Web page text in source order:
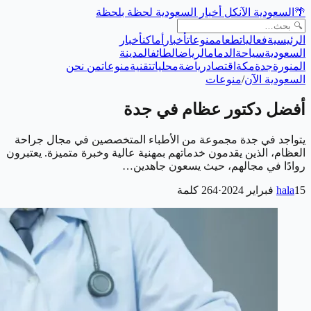
🌴 السعودية الآنكل أخبار السعودية لحظة بلحظة
الرئيسيةفعالياتطعاممنوعاتأخبار أماكنأخبار
السعوديةسياحة الدمامالرياضالطائفالمدينة
المنورةجدةمكة اقتصادرياضةمحلياتتقنيةمنوعاتمن نحن
السعودية الآن/منوعات
أفضل دكتور عظام في جدة
يتواجد في جدة مجموعة من الأطباء المتخصصين في مجال جراحة
العظام، الذين يقدمون خدماتهم بمهنية عالية وخبرة متميزة. يعتبرون
روادًا في مجالهم، حيث يسعون جاهدين…
hala15 فبراير 2024 ·
264 كلمة